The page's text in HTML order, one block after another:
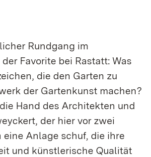
Rundgang im
Favorite bei Rastatt: Was
die den Garten zu
der Gartenkunst machen?
Hand des Architekten und
der hier vor zwei
Anlage schuf, die ihre
und künstlerische Qualität